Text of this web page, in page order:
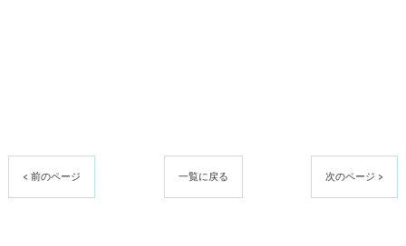
< 前のページ 一覧に戻る 次のページ >